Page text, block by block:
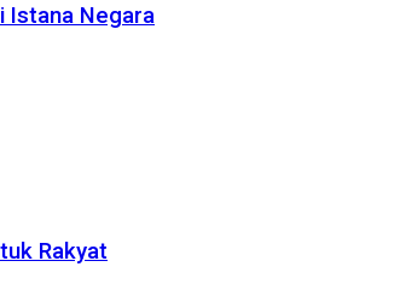
Istana Negara
Rakyat